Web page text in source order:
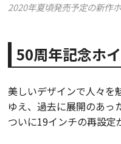
2020年夏頃発売予定の新作ホ
50周年記念ホイ
美しいデザインで人々を
ゆえ、過去に展開のあっ
ついに19インチの再設定